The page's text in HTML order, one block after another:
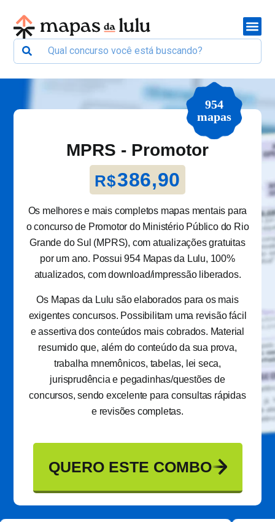
954
mapas
MPRS - Promotor
R$386,90
Os melhores e mais completos mapas mentais para
o concurso de Promotor do Ministério Público do Rio
Grande do Sul (MPRS), com atualizações gratuitas
por um ano. Possui 954 Mapas da Lulu, 100%
atualizados, com download/impressão liberados.
Os Mapas da Lulu são elaborados para os mais
exigentes concursos. Possibilitam uma revisão fácil
e assertiva dos conteúdos mais cobrados. Material
resumido que, além do conteúdo da sua prova,
trabalha mnemônicos, tabelas, lei seca,
jurisprudência e pegadinhas/questões de
concursos, sendo excelente para consultas rápidas
e revisões completas.
QUERO ESTE COMBO